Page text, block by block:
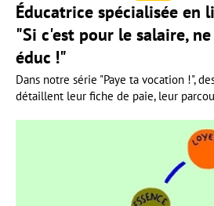
Éducatrice spécialisée en
"Si c'est pour le salaire,
éduc !"
Dans notre série "Paye ta vocation !",
détaillent leur fiche de paie, leur